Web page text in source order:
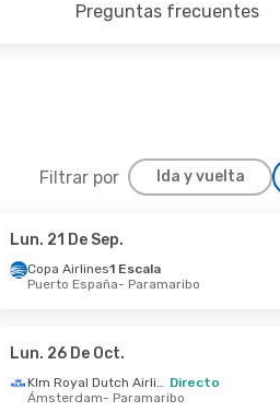
Preguntas frecuentes
Filtrar por Ida y vuelta
- Dom. 13 De Sep.
Lun. 21 De Sep.
Copa Airlines1 Escala
Puerto España- Paramaribo
Lun. 26 De Oct.
Klm Royal Dutch Airlines Directo
Ámsterdam- Paramaribo